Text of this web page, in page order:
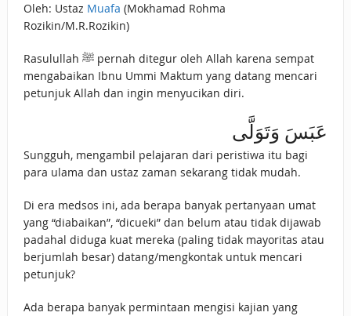
Oleh: Ustaz Muafa (Mokhamad Rohma
Rozikin/M.R.Rozikin)
Rasulullah ﷺ pernah ditegur oleh Allah karena sempat
mengabaikan Ibnu Ummi Maktum yang datang mencari
petunjuk Allah dan ingin menyucikan diri.
عَبَسَ وَتَوَلَّى
Sungguh, mengambil pelajaran dari peristiwa itu bagi
para ulama dan ustaz zaman sekarang tidak mudah.
Di era medsos ini, ada berapa banyak pertanyaan umat
yang “diabaikan”, “dicueki” dan belum atau tidak dijawab
padahal diduga kuat mereka (paling tidak mayoritas atau
berjumlah besar) datang/mengkontak untuk mencari
petunjuk?
Ada berapa banyak permintaan mengisi kajian yang